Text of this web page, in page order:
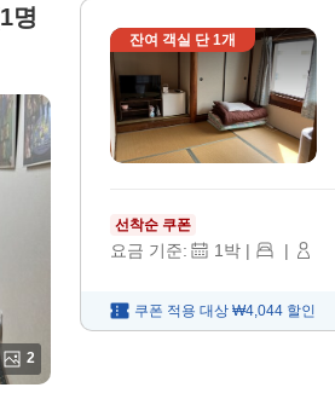
명
2
잔여 객실 단1개
선착순 쿠폰
요금 기준: 1박 | |
쿠폰 적용 대상 ₩4,044 할인